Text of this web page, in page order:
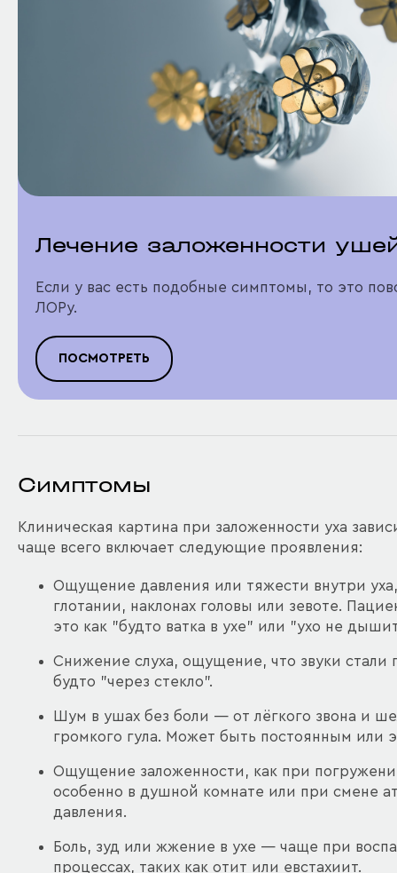
Лечение заложенности
Если у вас есть подобные симптомы, то это
ЛОРу.
ПОСМОТРЕТЬ
Симптомы
Клиническая картина при заложенности уха
чаще всего включает следующие проявления:
Ощущение давления или тяжести внутри
глотании, наклонах головы или зевоте.
это как "будто ватка в ухе" или "ухо не
Снижение слуха, ощущение, что звуки стали
будто "через стекло".
Шум в ушах без боли — от лёгкого звона и
громкого гула. Может быть постоянным или
Ощущение заложенности, как при
особенно в душной комнате или при смене
давления.
Боль, зуд или жжение в ухе — чаще при
процессах, таких как отит или евстахиит.